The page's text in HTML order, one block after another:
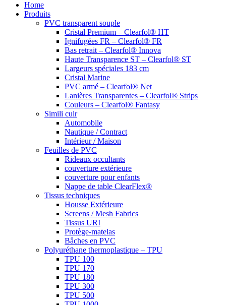
Home
Produits
PVC transparent souple
Cristal Premium – Clearfol® HT
Ignifugées FR – Clearfol® FR
Bas retrait – Clearfol® Innova
Haute Transparence ST – Clearfol® ST
Largeurs spéciales 183 cm
Cristal Marine
PVC armé – Clearfol® Net
Lanières Transparentes – Clearfol® Strips
Couleurs – Clearfol® Fantasy
Simili cuir
Automobile
Nautique / Contract
Intérieur / Maison
Feuilles de PVC
Rideaux occultants
couverture extérieure
couverture pour enfants
Nappe de table ClearFlex®
Tissus techniques
Housse Extérieure
Screens / Mesh Fabrics
Tissus URI
Protège-matelas
Bâches en PVC
Polyuréthane thermoplastique – TPU
TPU 100
TPU 170
TPU 180
TPU 300
TPU 500